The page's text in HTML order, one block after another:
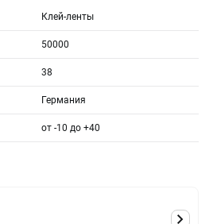
Клей-ленты
50000
38
Германия
от -10 до +40